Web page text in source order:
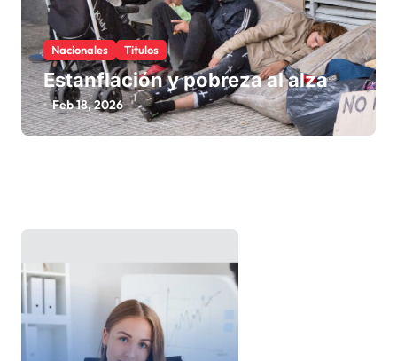
Nacionales Titulos
Estanflación y pobreza al alza
Feb 18, 2026